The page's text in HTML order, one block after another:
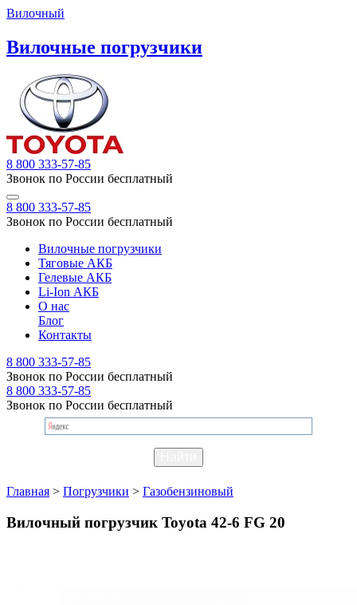
Вилочный
Вилочные погрузчики
8 800 333-57-85
Звонок по России бесплатный
8 800 333-57-85
Звонок по России бесплатный
Вилочные погрузчики
Тяговые АКБ
Гелевые АКБ
Li-Ion АКБ
О нас
Блог
Контакты
8 800 333-57-85
Звонок по России бесплатный
8 800 333-57-85
Звонок по России бесплатный
Главная > Погрузчики > Газобензиновый
Вилочный погрузчик Toyota 42-6 FG 20